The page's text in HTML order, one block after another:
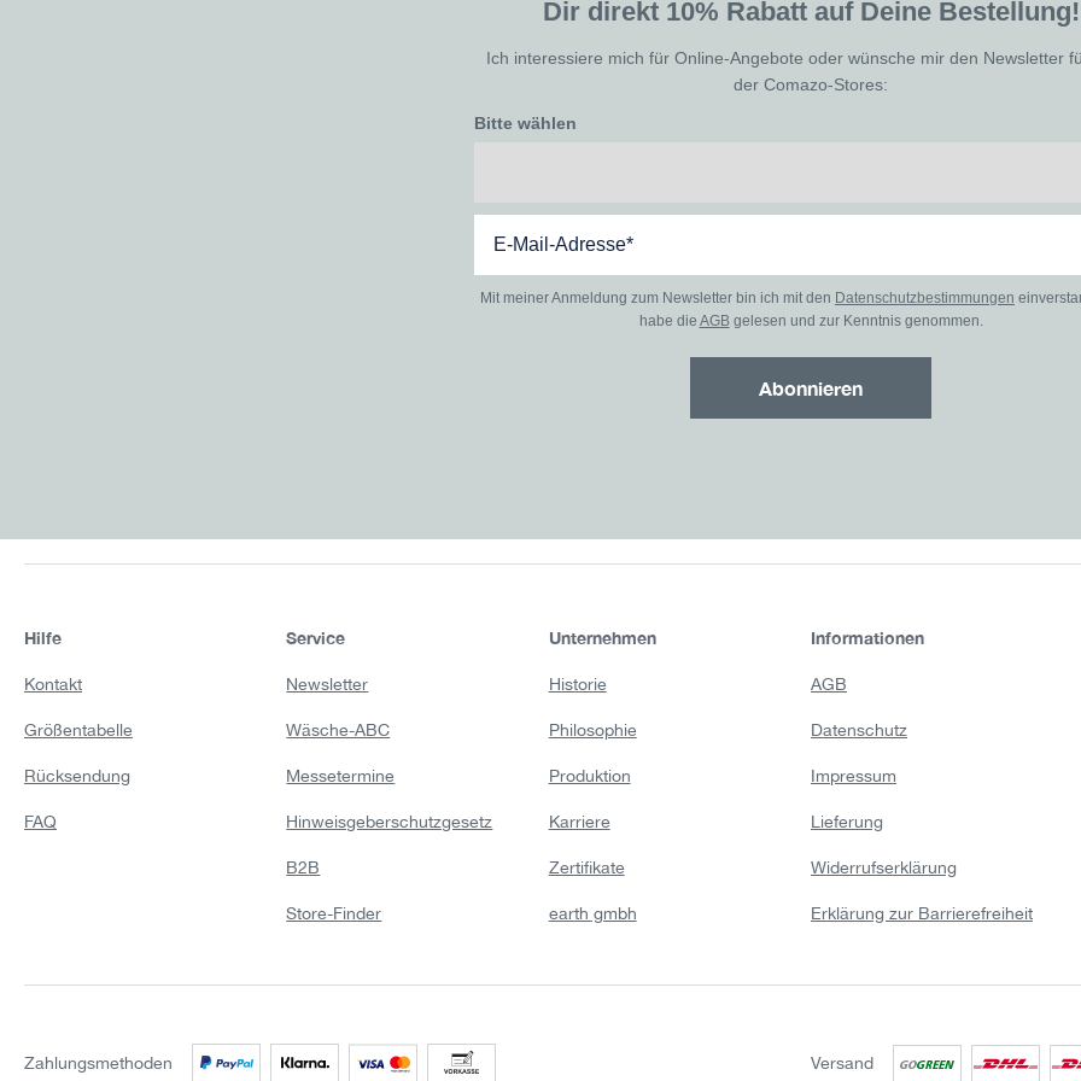
Dir direkt 10% Rabatt auf Deine Bestellung!
Ich interessiere mich für Online-Angebote oder wünsche mir den Newsletter
der Comazo-Stores:
Bitte wählen
Mit meiner Anmeldung zum Newsletter bin ich mit den Datenschutzbestimmungen
habe die AGBgelesen und zur Kenntnis genommen.
Abonnieren
Hilfe
Kontakt
Größentabelle
Rücksendung
FAQ
Service
Newsletter
Wäsche-ABC
Messetermine
Hinweisgeberschutzgesetz
B2B
Store-Finder
Unternehmen
Historie
Philosophie
Produktion
Karriere
Zertifikate
earth gmbh
Informationen
AGB
Datenschutz
Impressum
Lieferung
Widerrufserklärung
Erklärung zur Barrierefreiheit
Zahlungsmethoden Versand